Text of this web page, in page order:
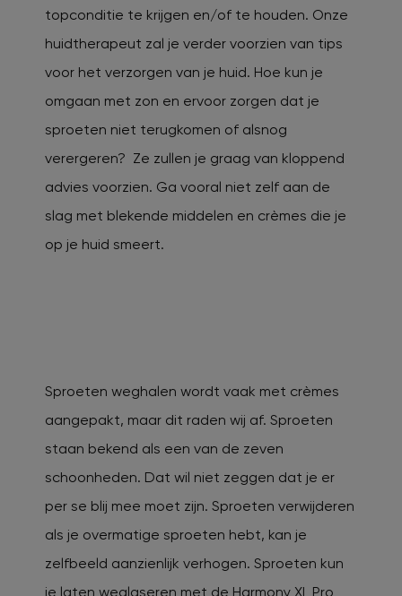
Sproeten weghalen wordt vaak met crèmes
aangepakt, maar dit raden wij af. Sproeten
staan bekend als een van de zeven
schoonheden. Dat wil niet zeggen dat je er
per se blij mee moet zijn. Sproeten verwijderen
als je overmatige sproeten hebt, kan je
zelfbeeld aanzienlijk verhogen. Sproeten kun
je laten weglaseren met de Harmony XL Pro
topconditie te krijgen en/of te houden. Onze
huidtherapeut zal je verder voorzien van tips
voor het verzorgen van je huid. Hoe kun je
omgaan met zon en ervoor zorgen dat je
sproeten niet terugkomen of alsnog
verergeren? Ze zullen je graag van kloppend
advies voorzien. Ga vooral niet zelf aan de
slag met blekende middelen en crèmes die je
op je huid smeert.